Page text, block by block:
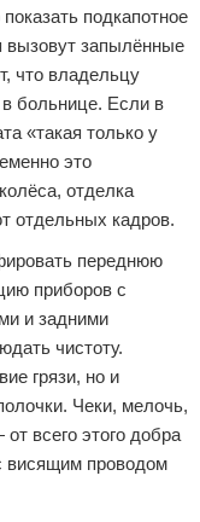
подкапотное
вызовут запылённые
что владельцу
в больнице. Если в
«такая только у
это
отделка
отдельных кадров.
переднюю
приборов с
и задними
чистоту.
грязи, но и
Чеки, мелочь,
всего этого добра
висящим проводом